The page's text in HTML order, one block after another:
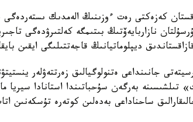
كەزەكتى رەت ءوزىنىڭ الەمدىك
نازاربايەۆتىڭ بىتىمگە كەلتىرۋدەگى
ديپلوماتيانىڭ قاجەتتىلىگى ايقىن
جانىنداعى ەتنولوگيالىق زەرتتەۋلەر
تىلشىسىنە بەرگەن سۇحباتىندا استانادا سيريا
ساحناداعى بەدەلىن كوتەرە تۇسكەنىن